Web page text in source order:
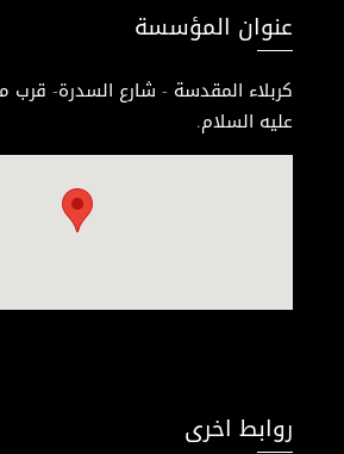
عنوان المؤسسة
كربلاء المقدسة - شارع السدرة- قرب
عليه السلام.
روابط اخرى